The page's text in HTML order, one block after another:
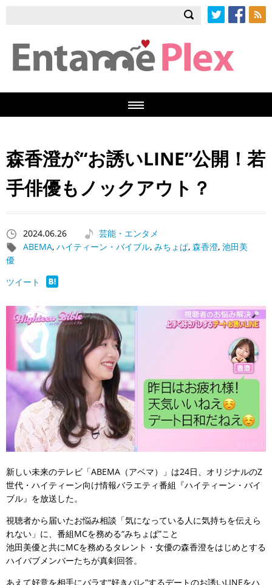
森香澄が“お誘いLINE”公開！若
手俳優もノックアウト？
2024.06.26
芸能・エンタメ
ABEMA, ハイティーン・バイブル, みちょぱ, 森香澄, 池田美
優
ツイート
新しい未来のテレビ「ABEMA（アベマ）」は24日、オリジナルのZ
世代・ハイティーン向け情報バラエティ番組『ハイティーン・バイ
ブル』を放送した。
視聴者から届いたお悩み相談「気になっている人に気持ちを伝えら
れない」に、番組MCを務める“みちょぱ”こと
池田美優と共にMCを務めるタレント・女優の森香澄をはじめとする
ハイバブメンバーたちが真剣回答。
あえて好意を相手にバラす“好きバレ”するデートのお誘いLINEをハ